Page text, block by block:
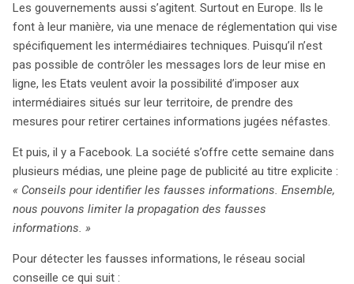
Les gouvernements aussi s’agitent. Surtout en Europe. Ils le
font à leur manière, via une menace de réglementation qui vise
spécifiquement les intermédiaires techniques. Puisqu’il n’est
pas possible de contrôler les messages lors de leur mise en
ligne, les Etats veulent avoir la possibilité d’imposer aux
intermédiaires situés sur leur territoire, de prendre des
mesures pour retirer certaines informations jugées néfastes.
Et puis, il y a Facebook. La société s’offre cette semaine dans
plusieurs médias, une pleine page de publicité au titre explicite :
« Conseils pour identifier les fausses informations. Ensemble,
nous pouvons limiter la propagation des fausses
informations. »
Pour détecter les fausses informations, le réseau social
conseille ce qui suit :